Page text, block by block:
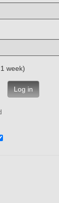
Remember me (for 1 week)
Log in